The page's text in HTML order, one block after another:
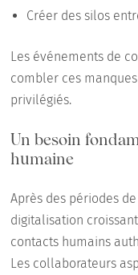
Créer des silos
Les événements de
combler ces
privilégiés.
Un besoin
humaine
Après des périodes
digitalisation
contacts humains
Les collaborateurs